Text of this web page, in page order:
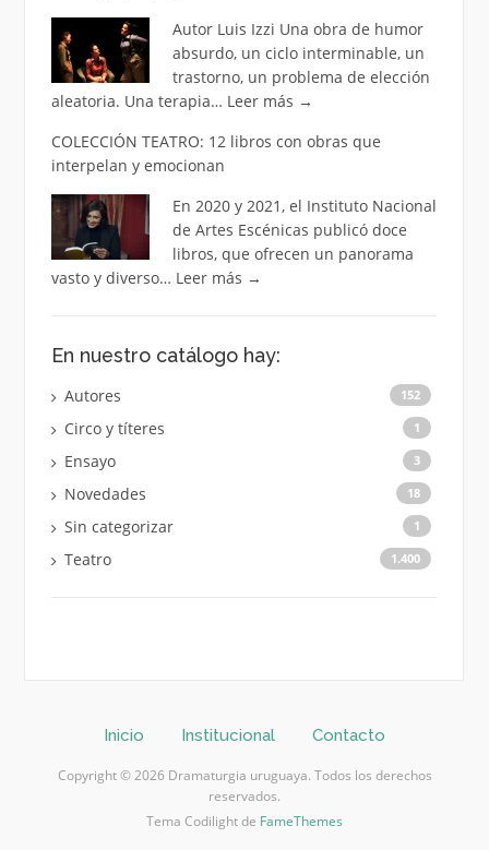
Autor Luis Izzi Una obra de humor
absurdo, un ciclo interminable, un
trastorno, un problema de elección
aleatoria. Una terapia… Leer más →
COLECCIÓN TEATRO: 12 libros con obras que
interpelan y emocionan
En 2020 y 2021, el Instituto Nacional
de Artes Escénicas publicó doce
libros, que ofrecen un panorama
vasto y diverso… Leer más →
En nuestro catálogo hay:
Autores 152
Circo y títeres 1
Ensayo 3
Novedades 18
Sin categorizar 1
Teatro 1.400
Inicio Institucional Contacto
Copyright © 2026 Dramaturgia uruguaya. Todos los derechos
reservados.
Tema Codilight de FameThemes